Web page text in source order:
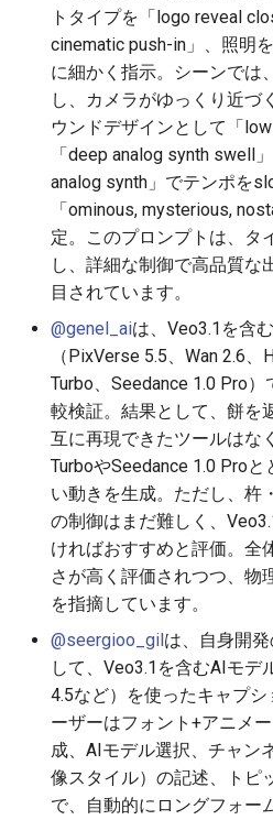
2026-06-21
2026-06-20
2026-06-19
2026-06-18
2026-06-17
2026-06-16
2026-06-15
2026-06-14
2026-06-13
2026-06-12
2026-06-11
2026-06-10
2026-06-09
2026-06-07
2026-06-06
トタイプを「logo reveal
cinematic push-in」、照明
に細かく指示。シーンでは
し、カメラがゆっくり近づ
ウンドデザインとして「
「deep analog synth swell
analog synth」でテンポを
「ominous, mysterious,
定。このプロンプトは、タ
し、詳細な制御で高品質な
目されています。
@genel_aiは、Veo3.1を含
（PixVerse 5.5、Wan 2.6
Turbo、Seedance 1.0 Pro
較検証。結果として、餅を
互に再現できたツールはな
TurboやSeedance 1.0 Pro
い動きを生成。ただし、杵
の制御はまだ難しく、
ければおすすめと評価。全
さが高く評価されつつ、物
を指摘しています。
@seergioo_gilは、自身開
して、Veo3.1を含むAIモデ
4.5など）を使ったキャプ
ーザーはフォント+アニメ
成、AIモデル選択、チャン
像スタイル）の記述、トピ
で、自動的にロングフォー